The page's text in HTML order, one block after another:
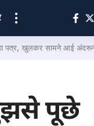
पत्र, खुलकर सामने आई
पूछे